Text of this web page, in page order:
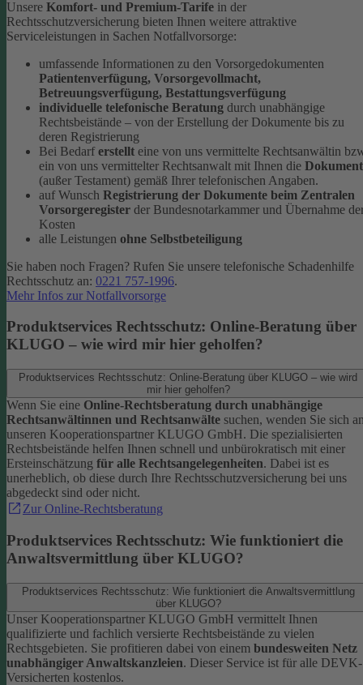
Unsere Komfort- und Premium-Tarife in der
Rechtsschutzversicherung bieten Ihnen weitere attraktive
Serviceleistungen in Sachen Notfallvorsorge:
umfassende Informationen zu den Vorsorgedokumenten
Patientenverfügung, Vorsorgevollmacht,
Betreuungsverfügung, Bestattungsverfügung
individuelle telefonische Beratung durch unabhängige
Rechtsbeistände – von der Erstellung der Dokumente bis zu
deren Registrierung
Bei Bedarf erstellt eine von uns vermittelte Rechtsanwältin
ein von uns vermittelter Rechtsanwalt mit Ihnen die
(außer Testament) gemäß Ihrer telefonischen Angaben.
auf Wunsch Registrierung der Dokumente beim Zentralen
Vorsorgeregister der Bundesnotarkammer und Übernahme
Kosten
alle Leistungen ohne Selbstbeteiligung
Sie haben noch Fragen? Rufen Sie unsere telefonische Schadenhilfe
Rechtsschutz an: 0221 757-1996.
Mehr Infos zur Notfallvorsorge
Produktservices Rechtsschutz: Online-Beratung über
KLUGO – wie wird mir hier geholfen?
Produktservices Rechtsschutz: Online-Beratung über KLUGO – wie wird
mir hier geholfen?
Wenn Sie eine Online-Rechtsberatung durch unabhängige
Rechtsanwältinnen und Rechtsanwälte suchen, wenden Sie sich
unseren Kooperationspartner KLUGO GmbH. Die spezialisierten
Rechtsbeistände helfen Ihnen schnell und unbürokratisch mit einer
Ersteinschätzung für alle Rechtsangelegenheiten. Dabei ist es
unerheblich, ob diese durch Ihre Rechtsschutzversicherung bei uns
abgedeckt sind oder nicht.
Zur Online-Rechtsberatung
Produktservices Rechtsschutz: Wie funktioniert die
Anwaltsvermittlung über KLUGO?
Produktservices Rechtsschutz: Wie funktioniert die Anwaltsvermittlung
über KLUGO?
Unser Kooperationspartner KLUGO GmbH vermittelt Ihnen
qualifizierte und fachlich versierte Rechtsbeistände zu vielen
Rechtsgebieten. Sie profitieren dabei von einem bundesweiten Netz
unabhängiger Anwaltskanzleien. Dieser Service ist für alle DEVK-
Versicherten kostenlos.